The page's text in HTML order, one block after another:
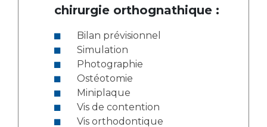
chirurgie orthognathique :
Bilan prévisionnel
Simulation
Photographie
Ostéotomie
Miniplaque
Vis de contention
Vis orthodontique